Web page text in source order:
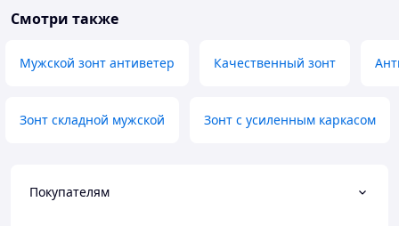
Смотри также
Мужской зонт антиветер Качественный зонт
Зонт складной мужской Зонт с усиленным каркасом
Покупателям